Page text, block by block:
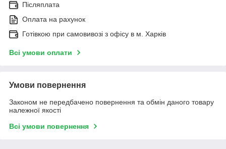
Післяплата
Оплата на рахунок
Готівкою при самовивозі з офісу в м. Харків
Всі умови оплати
Умови повернення
Законом не передбачено повернення та обмін даного товару
належної якості
Всі умови повернення